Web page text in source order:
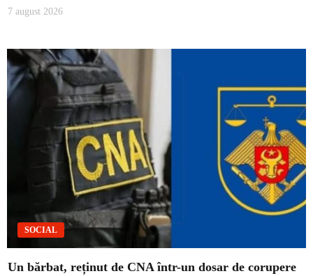
7 august 2026
SOCIAL
Un bărbat, reținut de CNA într-un dosar de corupere